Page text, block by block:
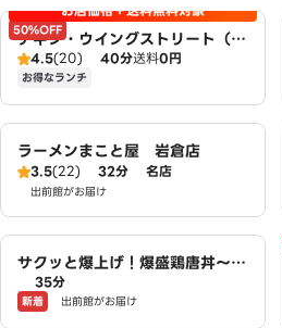
50%OFF
お店価格＋送料無料対象
チキン・ウイングストリート（取
扱：ピザハット北名古屋徳重店）
4.5(20) 40分送料0円
お得なランチ
ラーメンまこと屋 岩倉店
3.5(22) 32分 名店
出前館がお届け
サクッと爆上げ！爆盛鶏唐丼～唐
揚げ商店鳥一ミート 小木西店
35分
新着 出前館がお届け